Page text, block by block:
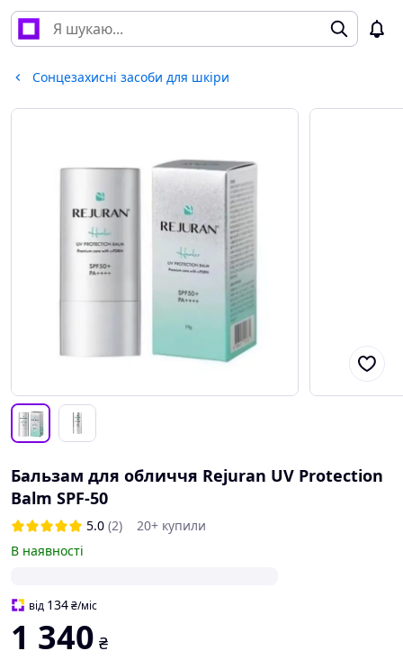
Сонцезахисні засоби для шкіри
Бальзам для обличчя Rejuran UV Protection
Balm SPF-50
5.0 (2)
20+ купили
В наявності
від 134₴/міс
1 340 ₴